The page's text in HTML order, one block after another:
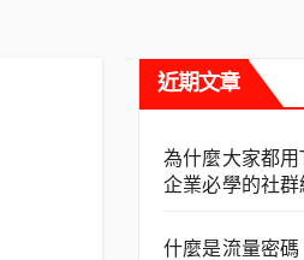
近期文章
為什麼大家都
企業必學的社
什麼是流量密